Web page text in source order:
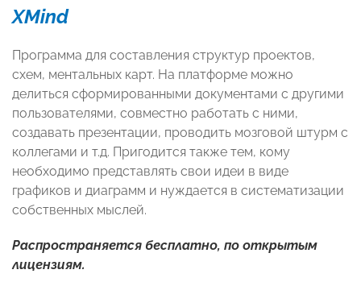
XMind
Программа для составления структур проектов,
схем, ментальных карт. На платформе можно
делиться сформированными документами с другими
пользователями, совместно работать с ними,
создавать презентации, проводить мозговой штурм с
коллегами и т.д. Пригодится также тем, кому
необходимо представлять свои идеи в виде
графиков и диаграмм и нуждается в систематизации
собственных мыслей.
Распространяется бесплатно, по открытым
лицензиям.